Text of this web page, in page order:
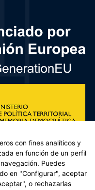
con fines analíticos y
en función de un perfil
Puedes
en "Configurar", aceptar
o rechazarlas